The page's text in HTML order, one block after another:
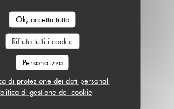
Ok, accetta tutto
Rifiuta tutti i cookie
Personalizza
di protezione dei dati personali
di gestione dei cookie